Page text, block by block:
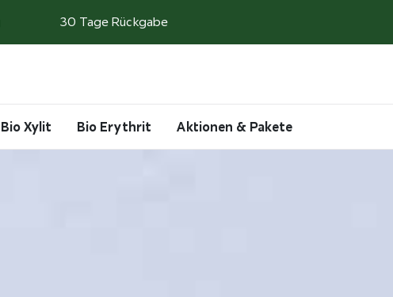
30 Tage Rückgabe
Bio Xylit Bio Erythrit Aktionen & Pakete